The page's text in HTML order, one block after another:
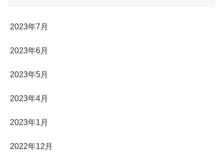
2023年7月
2023年6月
2023年5月
2023年4月
2023年1月
2022年12月